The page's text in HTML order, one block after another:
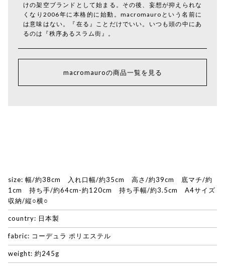
けの架空ブランドとして始まる。その後、妄想が抑えられな
くなり2006年に本格的に始動。macromauroという名前に
は意味はない。『在る』ことだけでいい。いつも頭の中にあ
るのは『秩序あるスラム街』。
macromauroの商品一覧を見る
size: 幅/約38cm 入れ口幅/約35cm 高さ/約39cm 底マチ/約
1cm 持ち手/約64cm-約120cm 持ち手幅/約3.5cm A4サイズ
収納/縦○横○
country: 日本製
fabric: コーデュラ ポリエステル
weight: 約245g